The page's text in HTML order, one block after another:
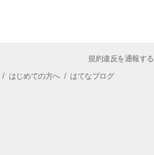
規約違反を通報する
/ はじめての方へ/ はてなブログ